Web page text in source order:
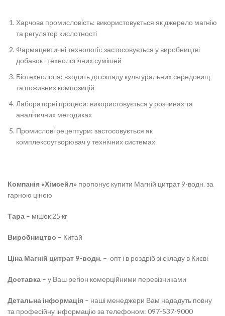
Харчова промисловість: використовується як джерело магнію
та регулятор кислотності
Фармацевтичні технології: застосовується у виробництві
добавок і технологічних сумішей
Біотехнологія: входить до складу культуральних середовищ
та поживних композицій
Лабораторні процеси: використовується у розчинах та
аналітичних методиках
Промислові рецептури: застосовується як
комплексоутворювач у технічних системах
Компанія «Хімсейл» пропонує купити Магній цитрат 9-водн. за
гарною ціною
Тара – мішок 25 кг
Виробництво – Китай
Ціна Магній цитрат 9-водн. – опт і в роздріб зі складу в Києві
Доставка – у Ваш регіон комерційними перевізниками
Детальна інформація – наші менеджери Вам нададуть повну
та професійну інформацію за телефоном: 097-537-9000